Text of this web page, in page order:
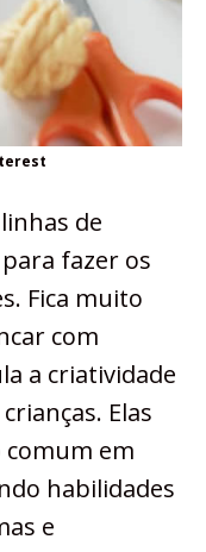
de
fazer os
Fica muito
com
a criatividade
Elas
em
habilidades
e